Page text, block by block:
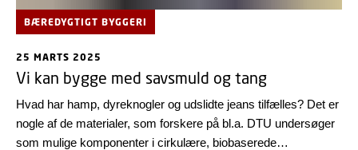
BÆREDYGTIGT BYGGERI
25 MARTS 2025
Vi kan bygge med savsmuld og tang
Hvad har hamp, dyreknogler og udslidte jeans tilfælles? Det er
nogle af de materialer, som forskere på bl.a. DTU undersøger
som mulige komponenter i cirkulære, biobaserede